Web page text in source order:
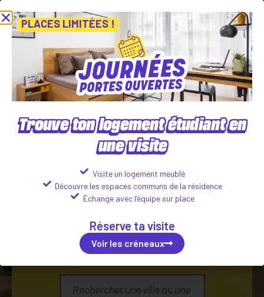
Portes Ouvertes ! Inscris-toi vite ! PLACES LIMITÉES Viens
Voir les créneaux
La vie d’étudiant en mieux !
Trouve ton logement en 2
minutes !
100% en ligneRéponse sous 48h
PLACES LIMITÉES !
Trouve ton logement étudiant en
une visite
Visite un logement meublé
Découvre les espaces communs de la résidence
Échange avec l’équipe sur place
Réserve ta visite
Voir les créneaux